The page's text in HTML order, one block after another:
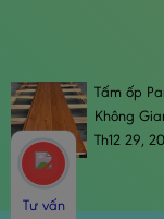
Tấm ốp
Không
Đương Đại
Th12 29,
Tư vấn